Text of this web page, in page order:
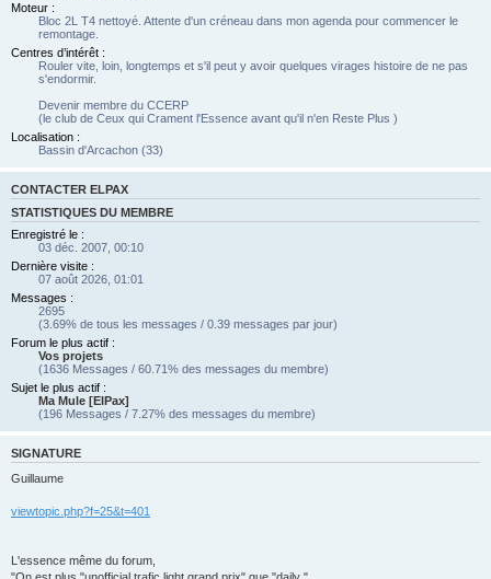
Moteur :
Bloc 2L T4 nettoyé. Attente d'un créneau dans mon agenda pour commencer le
remontage.
Centres d’intérêt :
Rouler vite, loin, longtemps et s'il peut y avoir quelques virages histoire de ne pas
s'endormir.
Devenir membre du CCERP
(le club de Ceux qui Crament l'Essence avant qu'il n'en Reste Plus )
Localisation :
Bassin d'Arcachon (33)
CONTACTER ELPAX
STATISTIQUES DU MEMBRE
Enregistré le :
03 déc. 2007, 00:10
Dernière visite :
07 août 2026, 01:01
Messages :
2695
(3.69% de tous les messages / 0.39 messages par jour)
Forum le plus actif :
Vos projets
(1636 Messages / 60.71% des messages du membre)
Sujet le plus actif :
Ma Mule [ElPax]
(196 Messages / 7.27% des messages du membre)
SIGNATURE
Guillaume
viewtopic.php?f=25&t=401
L'essence même du forum,